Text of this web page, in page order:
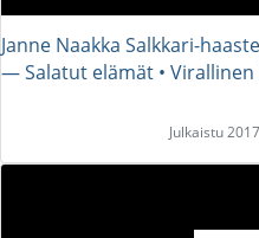
Janne Naakka Salkkari-
― Salatut elämät • Virallinen
Julkaistu